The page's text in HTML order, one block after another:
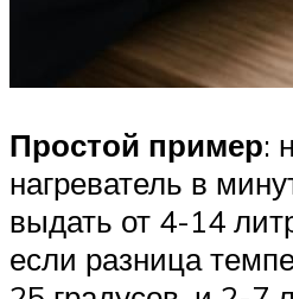
Простой пример:
нагреватель в
выдать от 4-14
если разница